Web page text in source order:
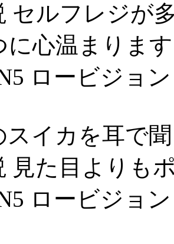
セルフレジが
に心温まります
ロービジョン
スイカを耳で
見た目よりも
ロービジョン